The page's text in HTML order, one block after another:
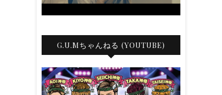
G.U.Mちゃんねる (YOUTUBE)